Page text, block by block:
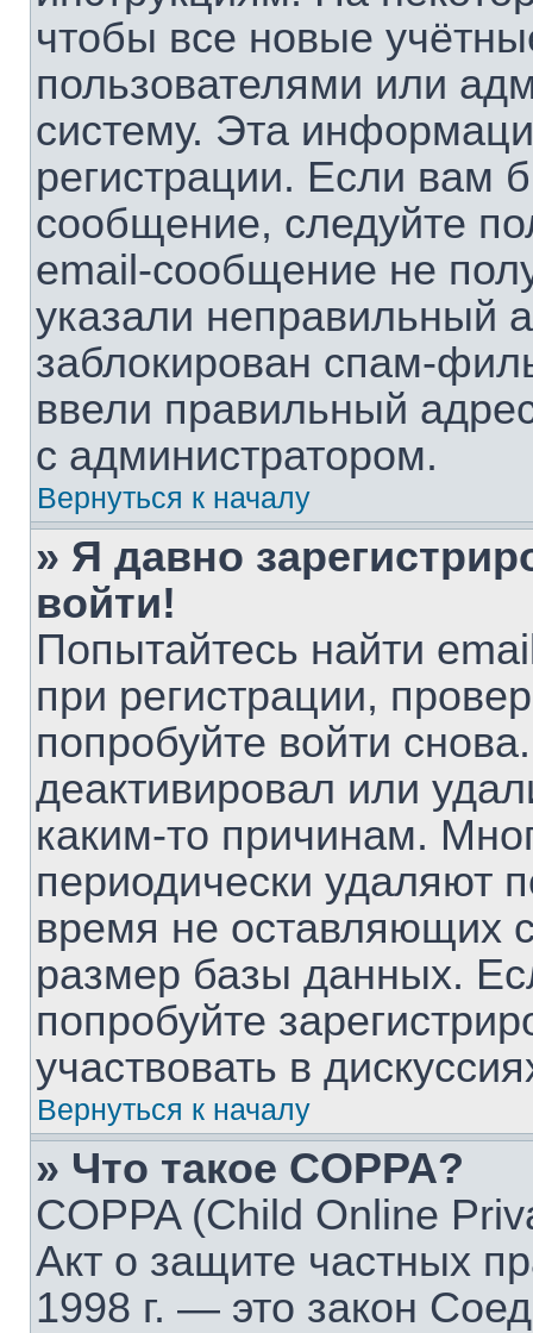
чтобы все новые
пользователями или
систему. Эта
регистрации. Если вам
сообщение, следуйте
email-сообщение не
указали неправильный
заблокирован спам-
ввели правильный
с администратором.
Вернуться к началу
» Я давно
войти!
Попытайтесь найти
при регистрации,
попробуйте войти
деактивировал или
каким-то причинам.
периодически удаляют
время не оставляющих
размер базы данных.
попробуйте
участвовать в
Вернуться к началу
» Что такое COPPA?
COPPA (Child Online
Акт о защите частных
1998 г. — это закон